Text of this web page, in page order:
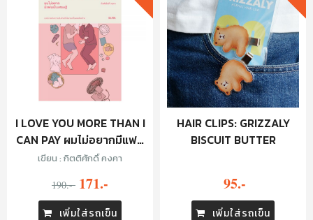
I LOVE YOU MORE THAN I
CAN PAY ผมไม่อยากมีแฟน
เป็นเศรษฐี
เขียน : กิตติศักดิ์ คงคา
190.- 171.-
เพิ่มใส่รถเข็น
HAIR CLIPS: GRIZZALY
BISCUIT BUTTER
95.-
เพิ่มใส่รถเข็น